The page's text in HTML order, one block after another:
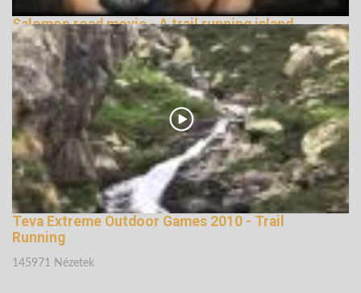
Salomon road movie - A trail running island
148530 Nézetek
Teva Extreme Outdoor Games 2010 - Trail
Running
145971 Nézetek